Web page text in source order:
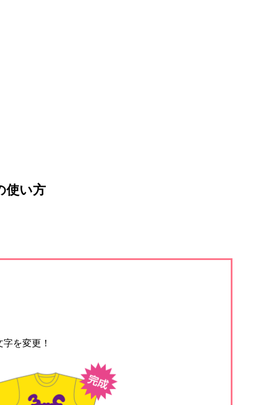
使い方
を変更！